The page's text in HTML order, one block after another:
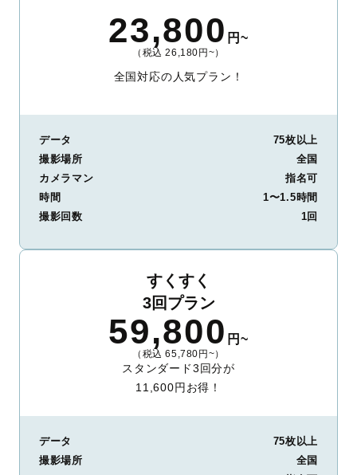
23,800 円~
（税込 26,180円~）
全国対応の人気プラン！
データ
75枚以上
撮影場所
全国
カメラマン
指名可
時間
1〜1.5時間
撮影回数
1回
すくすく
3回プラン
59,800 円~
（税込 65,780円~）
スタンダード3回分が
11,600円お得！
データ
75枚以上
撮影場所
全国